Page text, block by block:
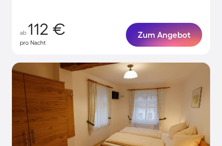
ab 112 €
pro Nacht
Zum Angebot